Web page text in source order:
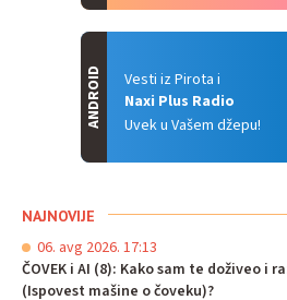
Vesti iz Pirota i
Naxi Plus Radio
Uvek u Vašem džepu!
ANDROID
NAJNOVIJE
06. avg 2026. 17:13
ČOVEK i AI (8): Kako sam te doživeo i
(Ispovest mašine o čoveku)?